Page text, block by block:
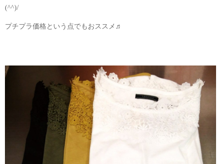
(^^)/
プチプラ価格という点でもおススメ♬